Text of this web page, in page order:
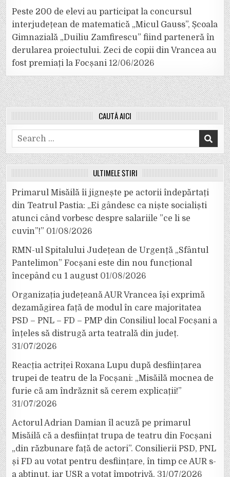
Peste 200 de elevi au participat la concursul
interjudețean de matematică „Micul Gauss”, Școala
Gimnazială „Duiliu Zamfirescu” fiind parteneră în
derularea proiectului. Zeci de copii din Vrancea au
fost premiați la Focșani 12/06/2026
CAUTĂ AICI
Search
for:
ULTIMELE ȘTIRI
Primarul Misăilă îi jignește pe actorii îndepărtați
din Teatrul Pastia: „Ei gândesc ca niște socialiști
atunci când vorbesc despre salariile ”ce li se
cuvin”!” 01/08/2026
RMN-ul Spitalului Județean de Urgență „Sfântul
Pantelimon” Focșani este din nou funcțional
începând cu 1 august 01/08/2026
Organizația județeană AUR Vrancea își exprimă
dezamăgirea față de modul în care majoritatea
PSD – PNL – FD – PMP din Consiliul local Focșani a
înțeles să distrugă arta teatrală din județ.
31/07/2026
Reacția actriței Roxana Lupu după desființarea
trupei de teatru de la Focșani: „Misăilă mocnea de
furie că am îndrăznit să cerem explicații!”
31/07/2026
Actorul Adrian Damian îl acuză pe primarul
Misăilă că a desființat trupa de teatru din Focșani
„din răzbunare față de actori”. Consilierii PSD, PNL
și FD au votat pentru desființare, în timp ce AUR s-
a abținut, iar USR a votat împotrivă. 31/07/2026